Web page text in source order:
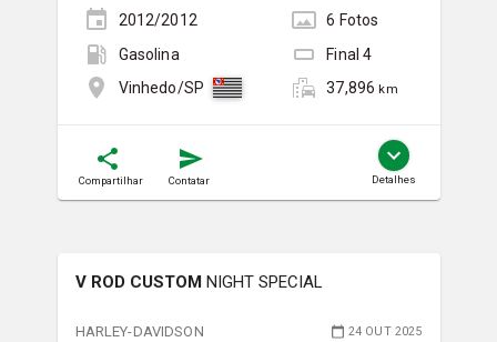
2012/2012 6 Fotos
Gasolina
Final4
Vinhedo/SP
37,896 km
Compartilhar Contatar Detalhes
V ROD CUSTOM NIGHT SPECIAL
HARLEY-DAVIDSON 24 OUT 2025